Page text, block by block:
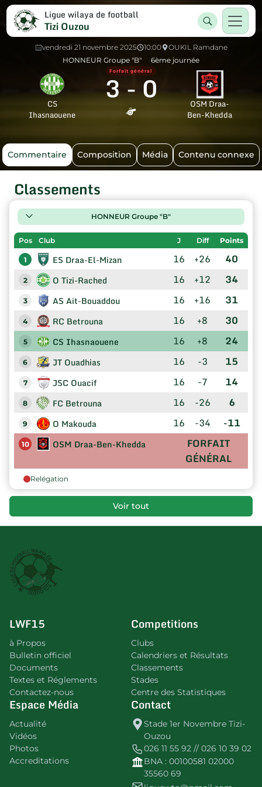
Ligue wilaya de football
Tizi Ouzou
vendredi 21 novembre 2025 10:00
OUKIL Ramdane
HONNEUR Groupe "B"
6ème journée
CS
Ihasnaouene
3-0
Forfait général
OSM Draa-
Ben-Khedda
Commentaire Composition Média Contenu connexe
Classements
HONNEUR Groupe "B"
Pos Club J Diff Points
1 ES Draa-El-Mizan 16 +26 40
2 O Tizi-Rached 16 +12 34
3 AS Ait-Bouaddou 16 +16 31
4 RC Betrouna 16 +8 30
5 CS Ihasnaouene 16 +8 24
6 JT Ouadhias 16 -3 15
7 JSC Ouacif 16 -7 14
8 FC Betrouna 16 -26 6
9 O Makouda 16 -34 -11
10 OSM Draa-Ben-Khedda
FORFAIT
GÉNÉRAL
Relégation
Voir tout
LWF15
à Propos
Bulletin officiel
Documents
Textes et Réglements
Contactez-nous
Competitions
Clubs
Calendriers et Résultats
Classements
Stades
Centre des Statistiques
Espace Média
Actualité
Vidéos
Photos
Accreditations
Contact
Stade 1er Novembre Tizi-
Ouzou
026 11 55 92 // 026 10 39 02
BNA : 00100581 02000
35560 69